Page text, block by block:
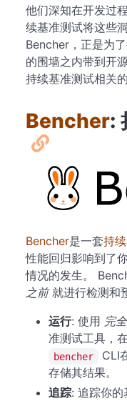
他们深知在开发过
续基准测试将这些
Bencher，正是为
的围墙之内带到开
持续基准测试相关
Bencher:
Bencher是一套持
性能回归影响到了
情况的发生。
之前就进行检测和
运行: 使用 完
准测试工具，
bencher
CLI
存储其结果。
追踪: 追踪你